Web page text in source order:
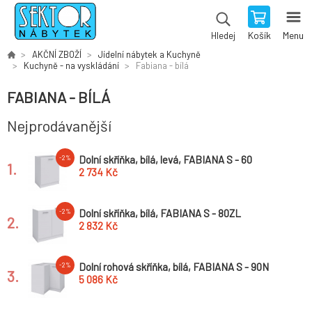
Hledej Košík Menu
AKČNÍ ZBOŽÍ
Jídelní nábytek a Kuchyně
Kuchyně - na vyskládání
Fabiana - bílá
FABIANA - BÍLÁ
Nejprodávanější
1.
-2%
Dolní skříňka, bílá, levá, FABIANA S - 60
2 734 Kč
2.
-2%
Dolní skříňka, bílá, FABIANA S - 80ZL
2 832 Kč
3.
-2%
Dolní rohová skříňka, bílá, FABIANA S - 90N
5 086 Kč